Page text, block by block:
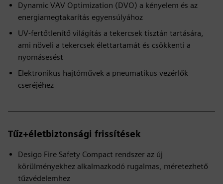
Dynamic VAV Optimization (DVO) a kényelem és az
energiamegtakarítás egyensúlyához
UV-fertőtlenítő világítás a tekercsek tisztán tartására,
ami növeli a tekercsek élettartamát és csökkenti a
nyomásesést
Elektronikus hajtóművek a pneumatikus vezérlők
cseréjéhez
Tűz+életbiztonsági frissítések
Desigo Fire Safety Compact rendszer az új
körülményekhez alkalmazkodó rugalmas, méretezhető
tűzvédelemhez